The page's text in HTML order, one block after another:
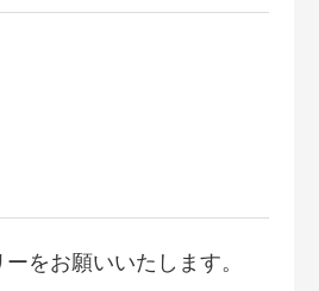
をお願いいたします。